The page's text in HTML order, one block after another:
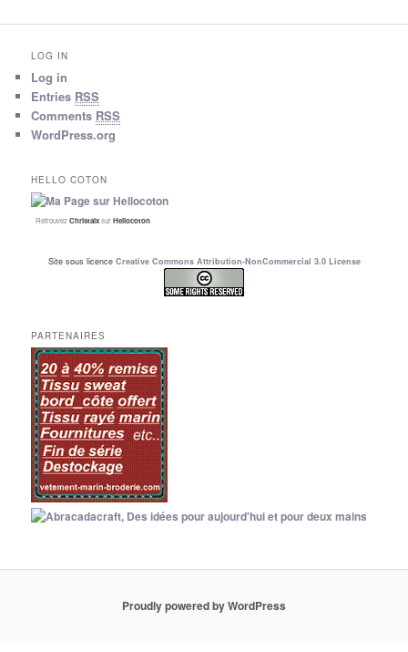
LOG IN
Log in
Entries RSS
Comments RSS
WordPress.org
HELLO COTON
RetrouvezChristalxsurHellocoton
Site sous licence Creative Commons Attribution-NonCommercial 3.0 License
PARTENAIRES
Proudly powered by WordPress